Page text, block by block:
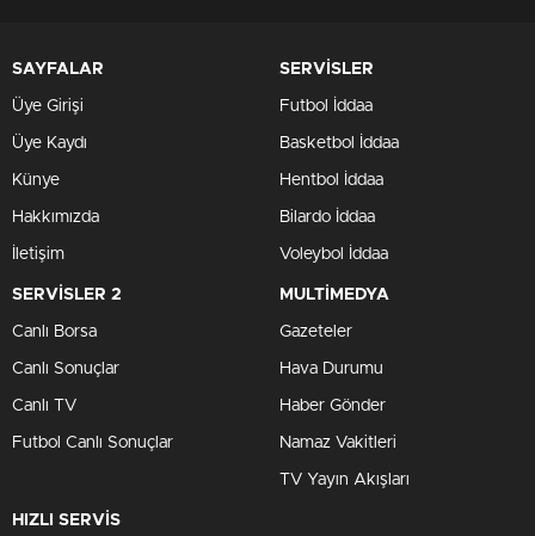
SAYFALAR
Üye Girişi
Üye Kaydı
Künye
Hakkımızda
İletişim
SERVİSLER
Futbol İddaa
Basketbol İddaa
Hentbol İddaa
Bilardo İddaa
Voleybol İddaa
SERVİSLER 2
Canlı Borsa
Canlı Sonuçlar
Canlı TV
Futbol Canlı Sonuçlar
MULTİMEDYA
Gazeteler
Hava Durumu
Haber Gönder
Namaz Vakitleri
TV Yayın Akışları
HIZLI SERVİS